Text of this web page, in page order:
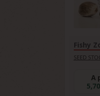
Fishy
SEED
A